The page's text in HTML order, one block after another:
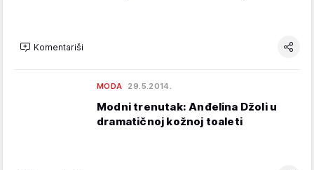
Komentariši
MODA 29.5.2014.
Modni trenutak: Anđelina Džoli u
dramatičnoj kožnoj toaleti